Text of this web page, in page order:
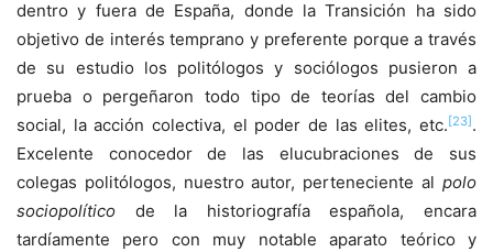
dentro y fuera de España, donde la Transición ha sido
objetivo de interés temprano y preferente porque a través
de su estudio los politólogos y sociólogos pusieron a
prueba o pergeñaron todo tipo de teorías del cambio
social, la acción colectiva, el poder de las elites, etc.[23].
Excelente conocedor de las elucubraciones de sus
colegas politólogos, nuestro autor, perteneciente al polo
sociopolítico de la historiografía española, encara
tardíamente pero con muy notable aparato teórico y